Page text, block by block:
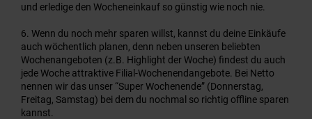
und erledige den Wocheneinkauf so günstig wie noch nie.
Wenn du noch mehr sparen willst, kannst du deine Einkäufe
auch wöchentlich planen, denn neben unseren beliebten
Wochenangeboten (z.B. Highlight der Woche) findest du auch
jede Woche attraktive Filial-Wochenendangebote. Bei Netto
nennen wir das unser “Super Wochenende” (Donnerstag,
Freitag, Samstag) bei dem du nochmal so richtig offline sparen
kannst.